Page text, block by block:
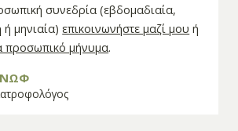
συνεδρία (εβδομαδιαία,
ή μηνιαία)επικοινωνήστε μαζί μου ή
προσωπικό μήνυμα.